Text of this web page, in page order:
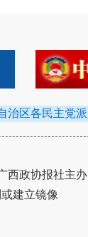
西政协报社主办
建立镜像